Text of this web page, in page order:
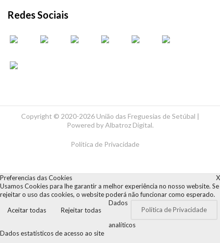
Redes Sociais
Copyright © 2020-2026 União das Freguesias de Setúbal |
Powered byAlbatroz Digital.
Política de Privacidade
X
Preferencias das Cookies
Usamos Cookies para lhe garantir a melhor experiência no nosso website. Se
rejeitar o uso das cookies, o website poderá não funcionar como esperado.
Aceitar todas
Rejeitar todas Política de Privacidade
Dados
analíticos
Dados estatísticos de acesso ao site